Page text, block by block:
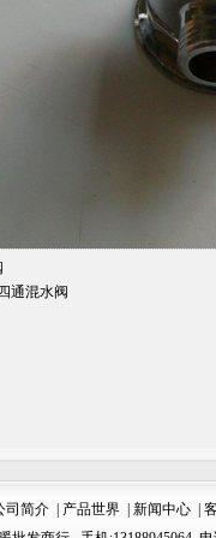
通混水阀
司简介 产品世界 新闻中心